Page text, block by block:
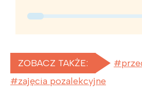
ZOBACZ TAKŻE:
zajęcia pozalekcyjne